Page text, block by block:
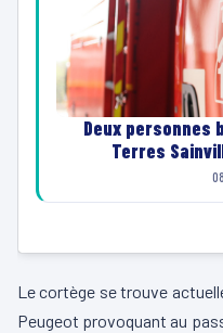
Deux personnes
Terres
Le cortège se trouve
Peugeot provoquant au